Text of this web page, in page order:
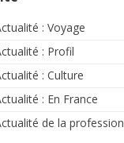
: Voyage
: Profil
: Culture
: En France
de la profession